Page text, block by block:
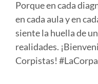
Porque en cada
en cada aula y en
siente la huella de
realidades.
Corpistas!